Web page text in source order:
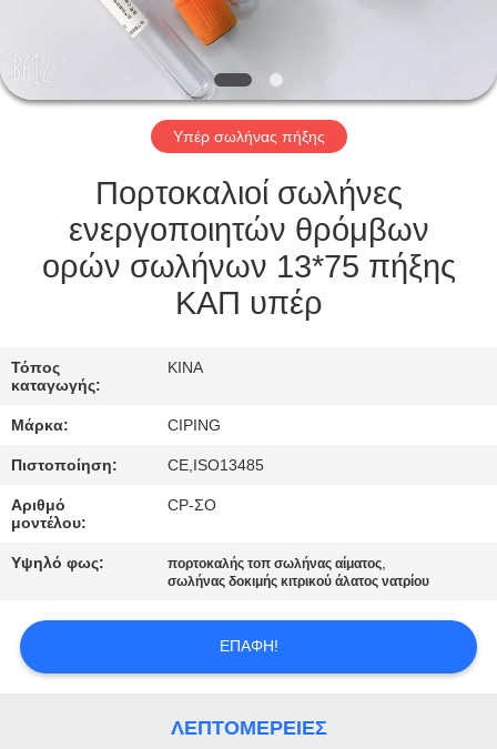
ΈΛΕΓΧΟΣ
ΜΑΣ
ΕΛΆΤΕ
ΕΠΑΦΉ
ΖΗΤΉΣΤΕ
ΑΠΌΣΠΑΣΜΑ
SITEMAP
PRIVACY
Υπέρ σωλήνας πήξης
Πορτοκαλιοί σωλήνες
ενεργοποιητών θρόμβων
ορών σωλήνων 13*75 πήξης
ΚΑΠ υπέρ
Τόπος
καταγωγής:
ΚΙΝΑ
Μάρκα: CIPING
Πιστοποίηση: CE,ISO13485
Αριθμό
μοντέλου:
CP-ΣΟ
Υψηλό φως: πορτοκαλής τοπ σωλήνας αίματος,
σωλήνας δοκιμής κιτρικού άλατος νατρίου
ΕΠΑΦΉ!
ΛΕΠΤΟΜΈΡΕΙΕΣ